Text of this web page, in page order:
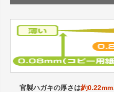
官製ハガキの厚さは約0.22mm